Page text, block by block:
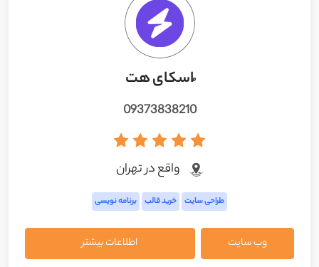
ُاسکای هت
09373838210
واقع در تهران
طراحی سایت خرید قالب برنامه نویسی
وب سایت اطلاعات بیشتر